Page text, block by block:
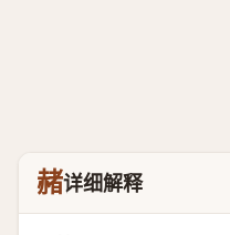
赭详细解释